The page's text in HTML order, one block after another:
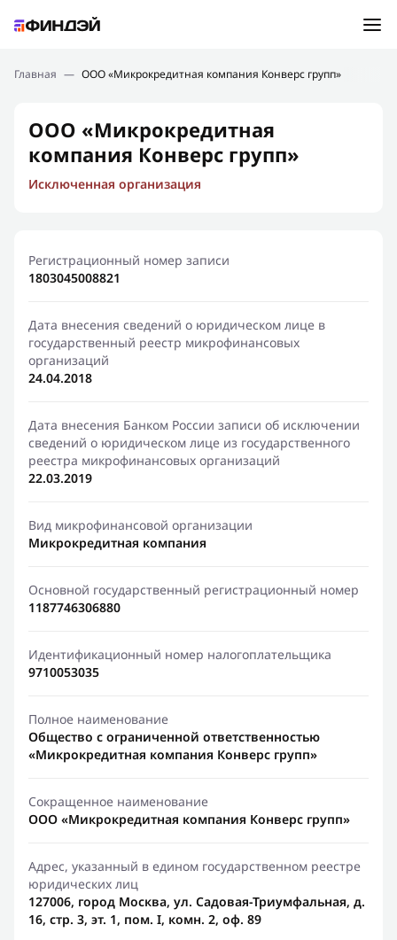
Подбор займа
Новости
Финансовое просвещение
Главная — ООО «Микрокредитная компания Конверс групп»
ООО «Микрокредитная
компания Конверс групп»
Исключенная организация
Регистрационный номер записи
1803045008821
Дата внесения сведений о юридическом лице в
государственный реестр микрофинансовых
организаций
24.04.2018
Дата внесения Банком России записи об исключении
сведений о юридическом лице из государственного
реестра микрофинансовых организаций
22.03.2019
Вид микрофинансовой организации
Микрокредитная компания
Основной государственный регистрационный номер
1187746306880
Идентификационный номер налогоплательщика
9710053035
Полное наименование
Общество с ограниченной ответственностью
«Микрокредитная компания Конверс групп»
Сокращенное наименование
ООО «Микрокредитная компания Конверс групп»
Адрес, указанный в едином государственном реестре
юридических лиц
127006, город Москва, ул. Садовая-Триумфальная, д.
16, стр. 3, эт. 1, пом. I, комн. 2, оф. 89
Ошибка:Контактная форма не найдена.
Спасибо, что написали нам
Мы свяжемся с Вами в ближайшее время и сообщим
результат
Отправить новый запрос